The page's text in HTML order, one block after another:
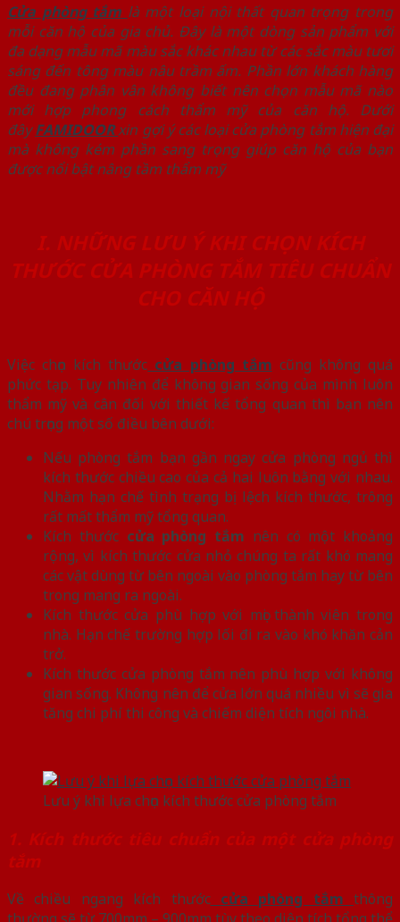
Cửa phòng tắm là một loại nội thất quan trọng trong
mỗi căn hộ của gia chủ. Đây là một dòng sản phẩm với
đa dạng mẫu mã màu sắc khác nhau từ các sắc màu tươi
sáng đến tông màu nâu trầm ấm. Phần lớn khách hàng
đều đang phân vân không biết nên chọn mẫu mã nào
mới hợp phong cách thẩm mỹ của căn hộ. Dưới
đâyFAMIDOORxin gợi ý các loại cửa phòng tắm hiện đại
mà không kém phần sang trọng giúp căn hộ của bạn
được nổi bật nâng tầm thẩm mỹ
I. NHỮNG LƯU Ý KHI CHỌN KÍCH
THƯỚC CỬA PHÒNG TẮM TIÊU CHUẨN
CHO CĂN HỘ
Việc chọn kích thước cửa phòng tắm cũng không quá
phức tạp. Tuy nhiên để không gian sống của mình luôn
thẩm mỹ và cân đối với thiết kế tổng quan thì bạn nên
chú trọng một số điều bên dưới:
Nếu phòng tắm bạn gần ngay cửa phòng ngủ thì
kích thước chiều cao của cả hai luôn bằng với nhau.
Nhằm hạn chế tình trạng bị lệch kích thước, trông
rất mất thẩm mỹ tổng quan.
Kích thước cửa phòng tắm nên có một khoảng
rộng, vì kích thước cửa nhỏ chúng ta rất khó mang
các vật dùng từ bên ngoài vào phòng tắm hay từ bên
trong mang ra ngoài.
Kích thước cửa phù hợp với mọi thành viên trong
nhà. Hạn chế trường hợp lối đi ra vào khó khăn cản
trở.
Kích thước cửa phòng tắm nên phù hợp với không
gian sống. Không nên để cửa lớn quá nhiều vì sẽ gia
tăng chi phí thi công và chiếm diện tích ngôi nhà.
Lưu ý khi lựa chọn kích thước cửa phòng tắm
1. Kích thước tiêu chuẩn của một cửa phòng
tắm
Về chiều ngang kích thướccửa phòng tắm thông